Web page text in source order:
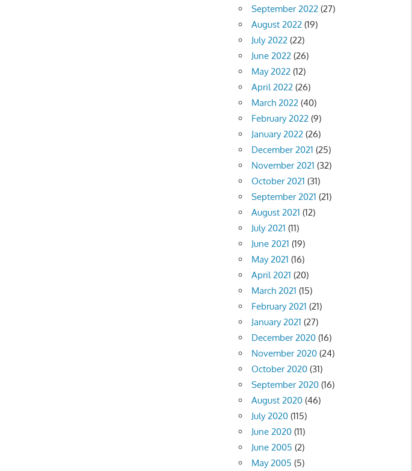
September 2022 (27)
August 2022 (19)
July 2022 (22)
June 2022 (26)
May 2022 (12)
April 2022 (26)
March 2022 (40)
February 2022 (9)
January 2022 (26)
December 2021 (25)
November 2021 (32)
October 2021 (31)
September 2021 (21)
August 2021 (12)
July 2021 (11)
June 2021 (19)
May 2021 (16)
April 2021 (20)
March 2021 (15)
February 2021 (21)
January 2021 (27)
December 2020 (16)
November 2020 (24)
October 2020 (31)
September 2020 (16)
August 2020 (46)
July 2020 (115)
June 2020 (11)
June 2005 (2)
May 2005 (5)